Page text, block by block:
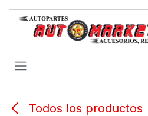
Todos los productos